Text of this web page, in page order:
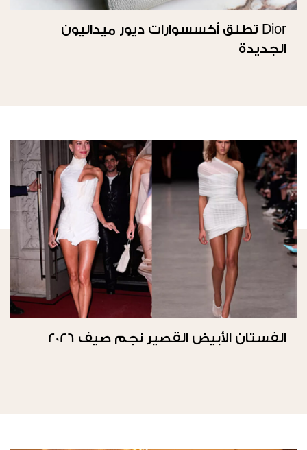
Dior تطلق أكسسوارات ديور ميداليون
الجديدة
الفستان الأبيض القصير نجم صيف 2026